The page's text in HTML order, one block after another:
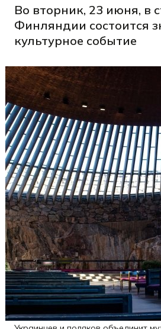
Во вторник, 23 июня, в
Финляндии состоится
культурное событие